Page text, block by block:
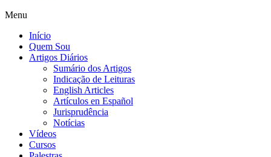
Menu
Início
Quem Sou
Artigos Diários
Sumário dos Artigos
Indicação de Leituras
English Articles
Artículos en Español
Jurisprudência
Notícias
Vídeos
Cursos